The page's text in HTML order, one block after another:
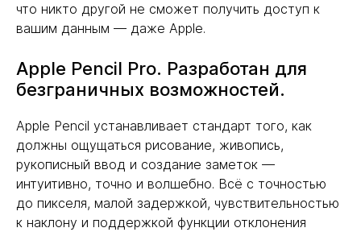
что никто другой не сможет получить доступ к
вашим данным — даже Apple.
Apple Pencil Pro. Разработан для
безграничных возможностей.
Apple Pencil устанавливает стандарт того, как
должны ощущаться рисование, живопись,
рукописный ввод и создание заметок —
интуитивно, точно и волшебно. Всё с точностью
до пикселя, малой задержкой, чувствительностью
к наклону и поддержкой функции отклонения